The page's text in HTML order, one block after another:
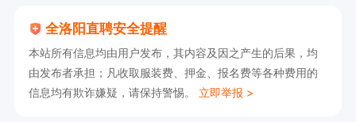
全洛阳直聘安全提醒
本站所有信息均由用户发布，其内容及因之产生的后果，均
由发布者承担；凡收取服装费、押金、报名费等各种费用的
信息均有欺诈嫌疑，请保持警惕。 立即举报 >